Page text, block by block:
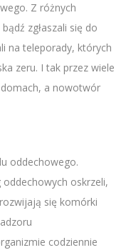
Z różnych
zgłaszali się do
na teleporady, których
zeru. I tak przez wiele
a nowotwór
oddechowego.
oskrzeli,
się komórki
codziennie